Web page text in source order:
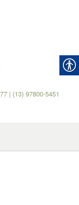
| (13) 97800-5451